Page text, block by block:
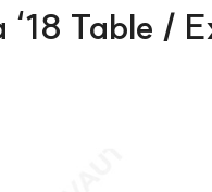
‘18 Table /